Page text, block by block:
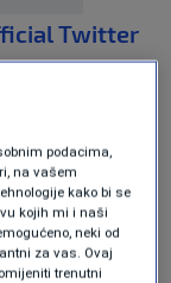
Twitter
EU reform
that
granted
said on
podacima,
na vašem
kako bi se
kojih mi i naši
neki od
za vas. Ovaj
trenutni